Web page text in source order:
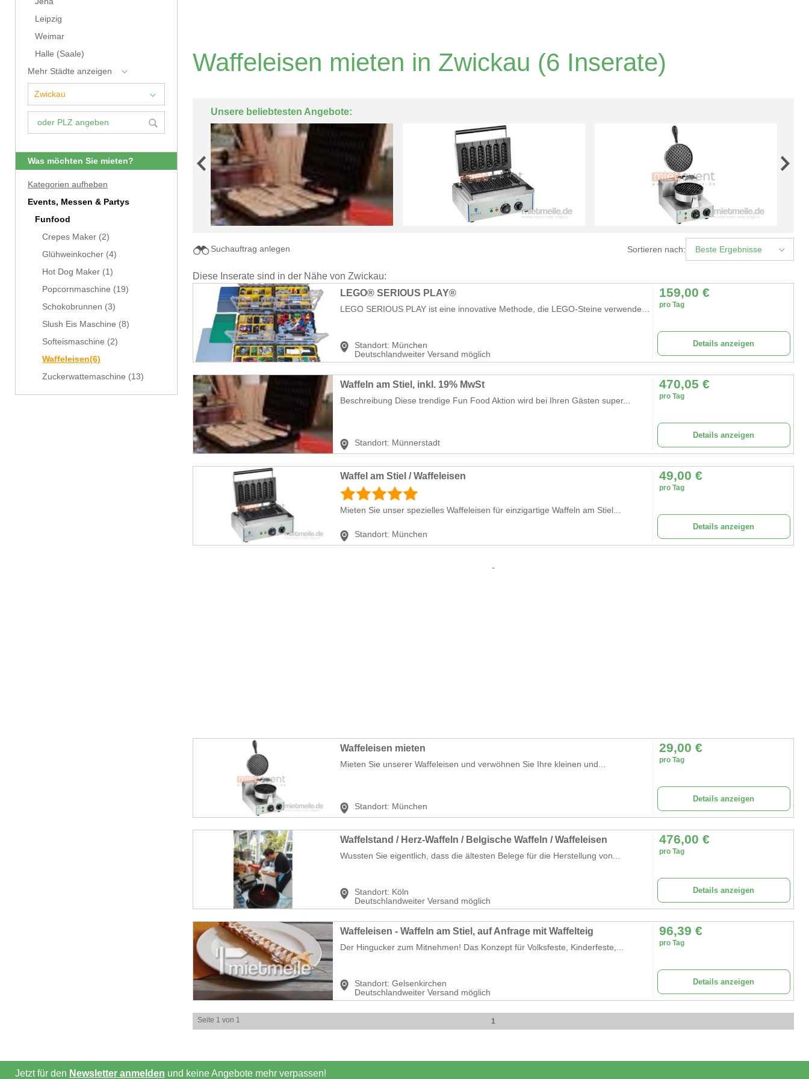
Leipzig
Weimar
Halle (Saale)
Mehr Städte anzeigen
Was möchten Sie mieten?
Kategorien aufheben
Events, Messen & Partys
Funfood
Crepes Maker (2)
Glühweinkocher (4)
Hot Dog Maker (1)
Popcornmaschine (19)
Schokobrunnen (3)
Slush Eis Maschine (8)
Softeismaschine (2)
Waffeleisen(6)
Zuckerwattemaschine (13)
Waffeleisen mieten in Zwickau (6 Inserate)
Unsere beliebtesten Angebote:
Sortieren nach: Beste Ergebnisse
Suchauftrag anlegen
Diese Inserate sind in der Nähe von Zwickau:
LEGO® SERIOUS PLAY®
Standort: München
Deutschlandweiter Versand möglich
159,00 €
pro Tag
Details anzeigen
Waffeln am Stiel, inkl. 19% MwSt
Beschreibung Diese trendige Fun Food Aktion wird bei Ihren Gästen super...
Standort: Münnerstadt
470,05 €
pro Tag
Details anzeigen
Waffel am Stiel / Waffeleisen
Mieten Sie unser spezielles Waffeleisen für einzigartige Waffeln am Stiel...
Standort: München
49,00 €
pro Tag
Details anzeigen
Waffeleisen mieten
Mieten Sie unserer Waffeleisen und verwöhnen Sie Ihre kleinen und...
Standort: München
29,00 €
pro Tag
Details anzeigen
Waffelstand / Herz-Waffeln / Belgische Waffeln / Waffeleisen
Wussten Sie eigentlich, dass die ältesten Belege für die Herstellung von...
Standort: Köln
Deutschlandweiter Versand möglich
476,00 €
pro Tag
Details anzeigen
Waffeleisen - Waffeln am Stiel, auf Anfrage mit Waffelteig
Der Hingucker zum Mitnehmen! Das Konzept für Volksfeste, Kinderfeste,...
Standort: Gelsenkirchen
Deutschlandweiter Versand möglich
96,39 €
pro Tag
Details anzeigen
Seite 1 von 1 1
Jetzt für den Newsletter anmelden und keine Angebote mehr verpassen!